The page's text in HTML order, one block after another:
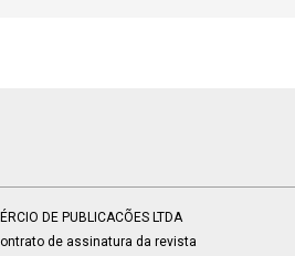
DE PUBLICACÕES LTDA
de assinatura da revista